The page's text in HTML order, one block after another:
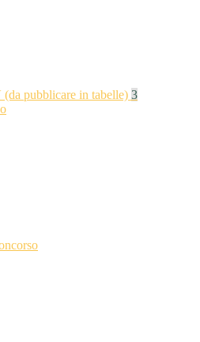
pubblicare in tabelle) 3